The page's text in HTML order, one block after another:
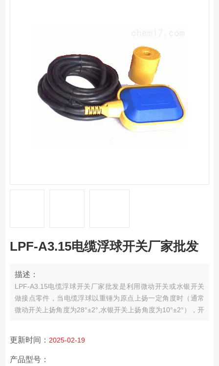
LPF-A3.15电缆浮球开关厂家批发
描述：
LPF-A3.15电缆浮球开关厂家批发是利用微动开关或水银开关
做接点零件，当电缆浮球以重锤为原点上扬一定角度时（通常
微动开关上扬角度为28°±2°,水银开关上扬角度为10°±2°），开
方便，价格低廉，对长距离多点控制、沉水泵、有波动的液体
或有杂质的液体控制效果。一般液体亦可使用。
更新时间： 2025-02-19
产品型号：